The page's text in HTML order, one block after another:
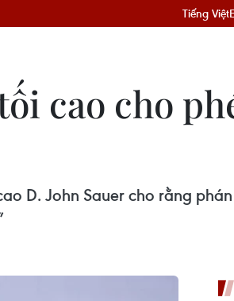
Tiếng Việt
cao cho
D. John Sauer cho rằng